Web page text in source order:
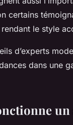
certains
le style
d’experts
dans une